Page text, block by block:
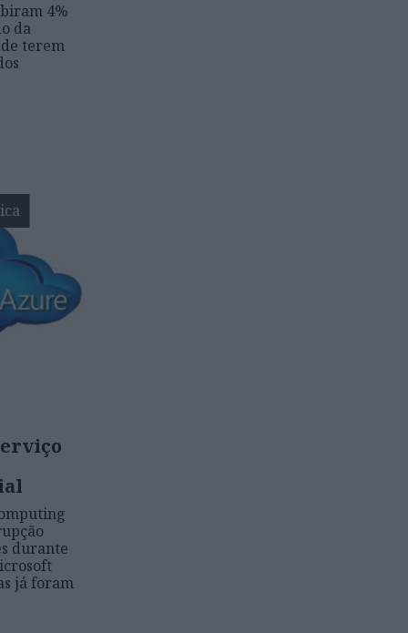
4%
da
de terem
durante
já foram